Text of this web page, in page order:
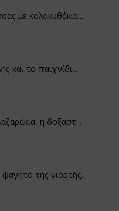
με κολοκυθάκια...
και το παιχνίδι...
η δοξαστ...
της γιορτής...